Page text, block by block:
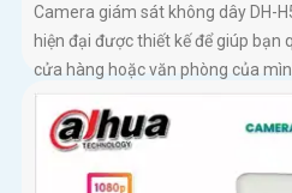
Camera giám sát không dây DH-
hiện đại được thiết kế để giúp bạn
cửa hàng hoặc văn phòng của